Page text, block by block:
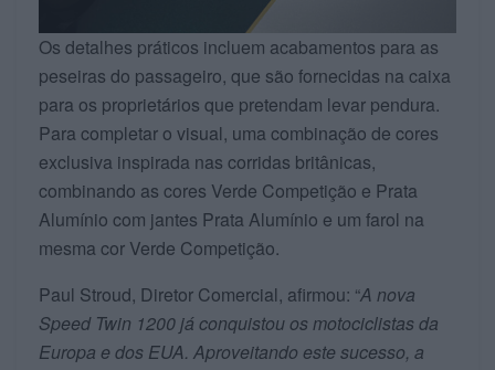
Os detalhes práticos incluem acabamentos para as
peseiras do passageiro, que são fornecidas na caixa
para os proprietários que pretendam levar pendura.
Para completar o visual, uma combinação de cores
exclusiva inspirada nas corridas britânicas,
combinando as cores Verde Competição e Prata
Alumínio com jantes Prata Alumínio e um farol na
mesma cor Verde Competição.
Paul Stroud, Diretor Comercial, afirmou: “A nova
Speed Twin 1200 já conquistou os motociclistas da
Europa e dos EUA. Aproveitando este sucesso, a